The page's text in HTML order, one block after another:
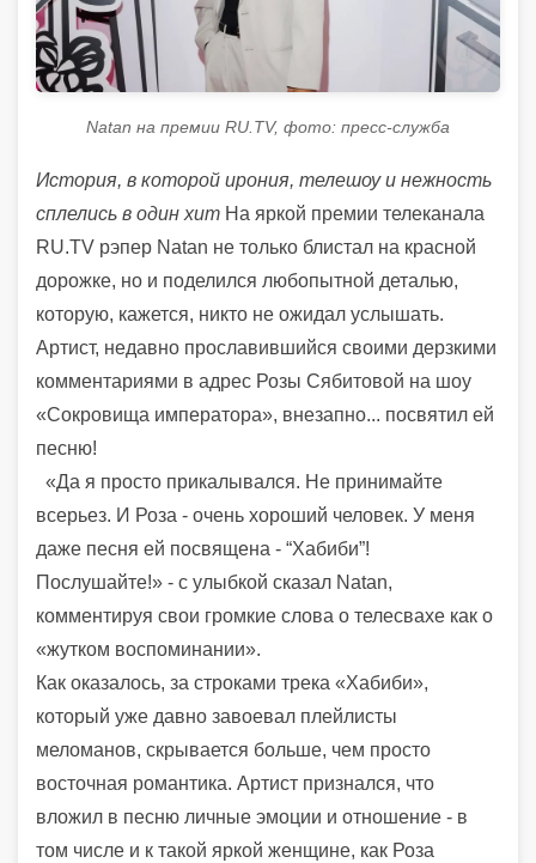
Natan на премии RU.TV, фото: пресс-служба
История, в которой ирония, телешоу и нежность
сплелись в один хит На яркой премии телеканала
RU.TV рэпер Natan не только блистал на красной
дорожке, но и поделился любопытной деталью,
которую, кажется, никто не ожидал услышать.
Артист, недавно прославившийся своими дерзкими
комментариями в адрес Розы Сябитовой на шоу
«Сокровища императора», внезапно... посвятил ей
песню!
«Да я просто прикалывался. Не принимайте
всерьез. И Роза - очень хороший человек. У меня
даже песня ей посвящена - “Хабиби”!
Послушайте!» - с улыбкой сказал Natan,
комментируя свои громкие слова о телесвахе как о
«жутком воспоминании».
Как оказалось, за строками трека «Хабиби»,
который уже давно завоевал плейлисты
меломанов, скрывается больше, чем просто
восточная романтика. Артист признался, что
вложил в песню личные эмоции и отношение - в
том числе и к такой яркой женщине, как Роза